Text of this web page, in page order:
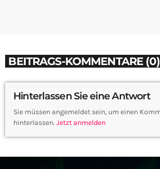
BEITRAGS-KOMMENTARE (0)
Hinterlassen Sie eine Antwort
Sie müssen angemeldet sein, um einen
hinterlassen. Jetzt anmelden